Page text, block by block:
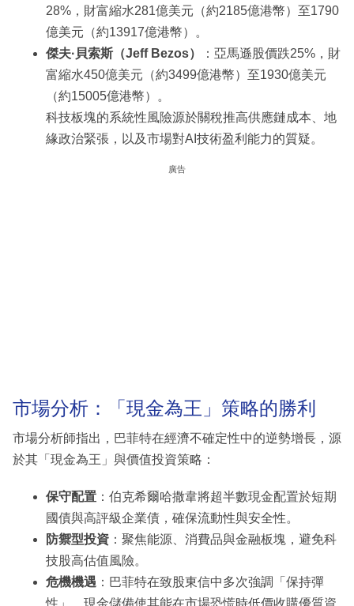
28%，財富縮水281億美元（約2185億港幣）至1790
億美元（約13917億港幣）。
傑夫·貝索斯（Jeff Bezos）
：亞馬遜股價跌25%，財
富縮水450億美元（約3499億港幣）至1930億美元
（約15005億港幣）。
科技板塊的系統性風險源於關稅推高供應鏈成本、地
緣政治緊張，以及市場對AI技術盈利能力的質疑。
廣告
市場分析：「現金為王」策略的勝利
市場分析師指出，巴菲特在經濟不確定性中的逆勢增長，源
於其「現金為王」與價值投資策略：
保守配置 ：伯克希爾哈撒韋將超半數現金配置於短期
國債與高評級企業債，確保流動性與安全性。
防禦型投資 ：聚焦能源、消費品與金融板塊，避免科
技股高估值風險。
危機機遇 ：巴菲特在致股東信中多次強調「保持彈
性」，現金儲備使其能在市場恐慌時低價收購優質資